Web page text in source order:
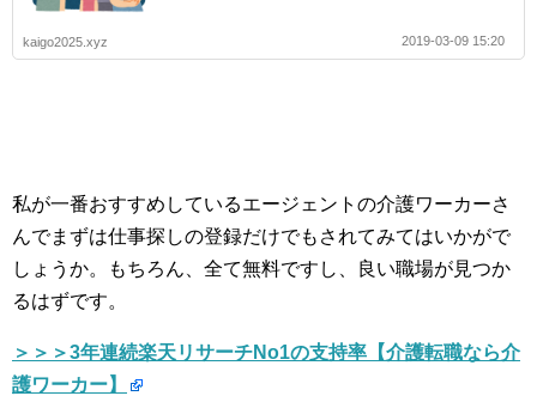
kaigo2025.xyz 2019-03-09 15:20
私が一番おすすめしているエージェントの介護ワーカーさ
んでまずは仕事探しの登録だけでもされてみてはいかがで
しょうか。もちろん、全て無料ですし、良い職場が見つか
るはずです。
＞＞＞3年連続楽天リサーチNo1の支持率【介護転職なら介
護ワーカー】